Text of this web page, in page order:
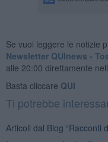
Se vuoi leggere le notizie
Newsletter QUInews -
alle 20:00 direttamente
Basta cliccare QUI
Ti potrebbe
Articoli dal Blog “Racconti